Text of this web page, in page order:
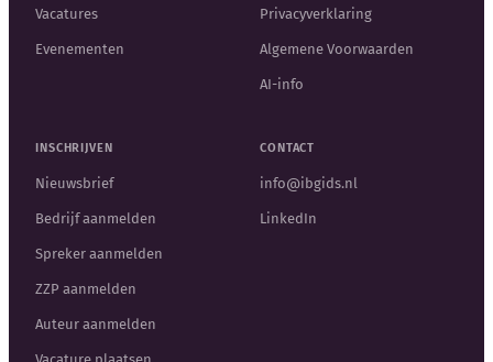
Vacatures
Evenementen
Privacyverklaring
Algemene Voorwaarden
AI-info
INSCHRIJVEN
Nieuwsbrief
Bedrijf aanmelden
Spreker aanmelden
ZZP aanmelden
Auteur aanmelden
CONTACT
info@ibgids.nl
LinkedIn